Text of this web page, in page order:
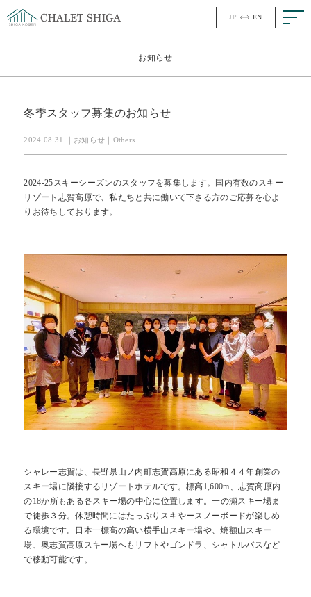
JP EN
お知らせ
冬季スタッフ募集のお知らせ
2024.08.31 ｜お知らせ｜Others
2024-25スキーシーズンのスタッフを募集します。国内有数のスキー
リゾート志賀高原で、私たちと共に働いて下さる方のご応募を心よ
りお待ちしております。
シャレー志賀は、長野県山ノ内町志賀高原にある昭和４４年創業の
スキー場に隣接するリゾートホテルです。標高1,600m、志賀高原内
の18か所もある各スキー場の中心に位置します。一の瀬スキー場ま
で徒歩３分。休憩時間にはたっぷりスキやースノーボードが楽しめ
る環境です。日本一標高の高い横手山スキー場や、焼額山スキー
場、奥志賀高原スキー場へもリフトやゴンドラ、シャトルバスなど
で移動可能です。
JP EN
Meal お食事
FAQ ご質問
Contact
お問合せ
Access
交通アクセス
BEST RATE
Reserve
空室検索
当サイトが最もお得